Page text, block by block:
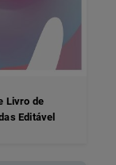
Livro de
Editável